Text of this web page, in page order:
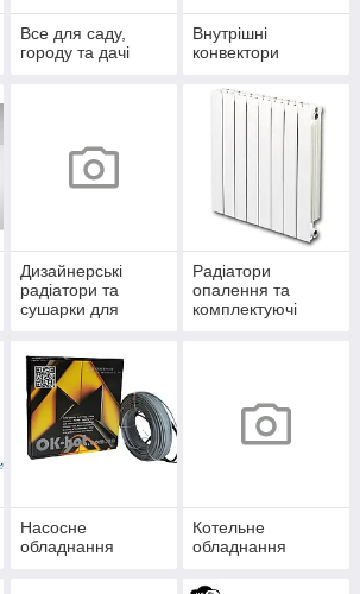
Все для саду,
городу та дачі
Внутрішні
конвектори
Дизайнерські
радіатори та
сушарки для
Радіатори
опалення та
комплектуючі
Насосне
обладнання
Котельне
обладнання